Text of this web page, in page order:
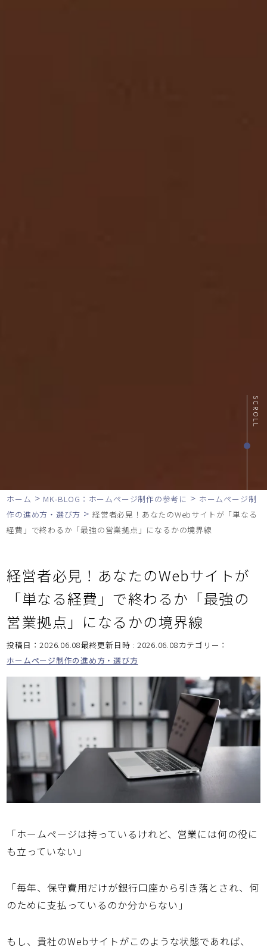
SCROLL
ホーム > MK-BLOG：ホームページ制作の参考に > ホームページ制
作の進め方・選び方 >経営者必見！あなたのWebサイトが「単なる
経費」で終わるか「最強の営業拠点」になるかの境界線
経営者必見！あなたのWebサイトが
「単なる経費」で終わるか「最強の
営業拠点」になるかの境界線
投稿日：2026.06.08最終更新日時 : 2026.06.08カテゴリー：
ホームページ制作の進め方・選び方
「ホームページは持っているけれど、営業には何の役に
も立っていない」
「毎年、保守費用だけが銀行口座から引き落とされ、何
のために支払っているのか分からない」
もし、貴社のWebサイトがこのような状態であれば、